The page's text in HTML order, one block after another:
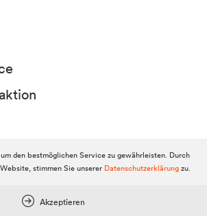
den bestmöglichen Service zu gewährleisten. Durch
stimmen Sie unserer Datenschutzerklärungzu.
Akzeptieren